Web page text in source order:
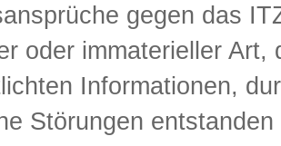
gegen das
oder immaterieller
Informationen,
Störungen